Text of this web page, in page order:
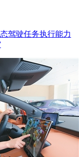
驾驶任务执行能力